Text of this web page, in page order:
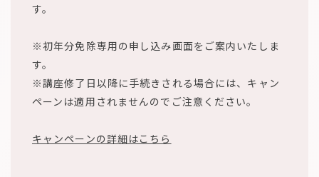
す。
※初年分免除専用の申し込み画面をご案内いたしま
す。
※講座修了日以降に手続きされる場合には、キャン
ペーンは適用されませんのでご注意ください。
キャンペーンの詳細はこちら